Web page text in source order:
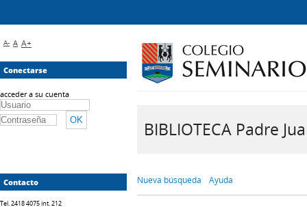
BIBLIOTECA Padre
Nueva búsqueda Ayuda
A- A A+
Conectarse
acceder a su cuenta
Contacto
Tel. 2418 4075 int. 212